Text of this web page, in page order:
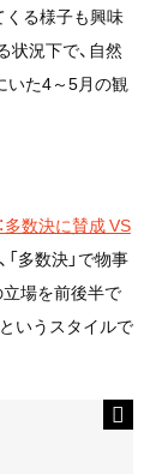
る様子も興味
状況下で、自然
いた4～5月の観
多数決に賛成 VS
多数決」で物事
立場を前後半で
いうスタイルで